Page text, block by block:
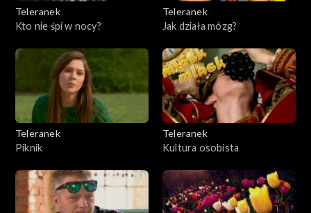
Teleranek
Kto nie śpi w nocy?
Teleranek
Jak działa mózg?
Teleranek
Piknik
Teleranek
Kultura osobista